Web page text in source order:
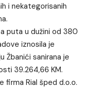
i nekategorisanih
puta u dužini od 380
iznosila je
Žbanići sanirana je
39.264,66 KM.
firma Rial šped d.o.o.